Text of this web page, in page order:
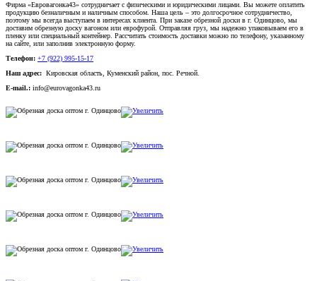
Фирма «Евровагонка43» сотрудничает с физическими и юридическими лицами. Вы можете оплатить
продукцию безналичным и наличным способом. Наша цель – это долгосрочное сотрудничество,
поэтому мы всегда выступаем в интересах клиента. При заказе обрезной доски в г. Одинцово, мы
доставим обрезную доску вагоном или еврофурой. Отправляя груз, мы надежно упаковываем его в
пленку или специальный контейнер. Рассчитать стоимость доставки можно по телефону, указанному
на сайте, или заполнив электронную форму.
Телефон: +7 (922) 995-15-17
Наш адрес: Кировская область, Куменский район, пос. Речной.
E-mail.: info@eurovagonka43.ru